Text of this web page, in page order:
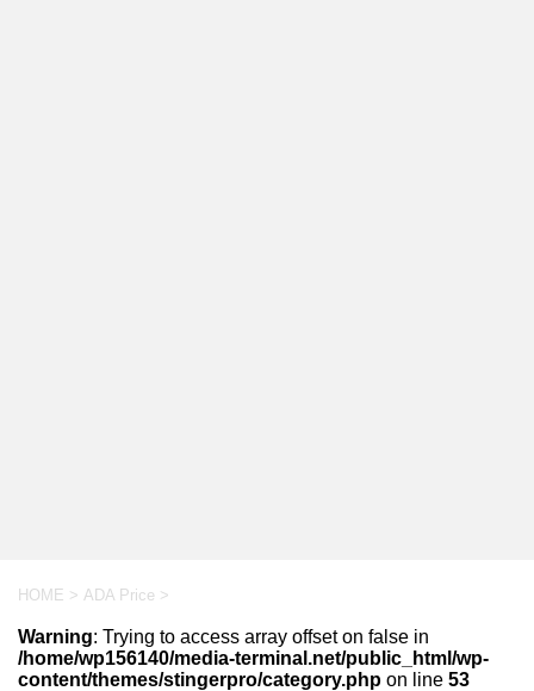
HOME > ADA Price >
Warning: Trying to access array offset on false in
/home/wp156140/media-terminal.net/public_html/wp-
content/themes/stingerpro/category.php on line 53